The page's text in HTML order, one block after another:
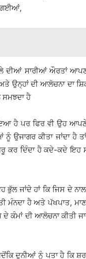
ਗਈਆਂ,
ਦੀਆਂ ਸਾਰੀਆਂ ਔਰਤਾਂ
ਉਨ੍ਹਾਂ ਦੀ ਆਲੋਚਨਾ ਦਾ
ਹੈ
ਹੈ ਪਰ ਫਿਰ ਵੀ ਉਹ
ਕੀਤਾ ਜਾਂਦਾ ਹੈ
ਕਰ ਦਿੰਦਾ ਹੈ ਕਦੇ-ਕਦੇ ਇਹ
ਜਾਂਦੇ ਹਾਂ ਕਿ ਜਿਸ ਦੇ
ਹੈ ਅਤੇ ਪੱਖਪਾਤ,
ਕੰਮਾਂ ਦੀ ਆਲੋਚਨਾ ਕੀਤੀ
ਦੁਨੀਆਂ ਨੂੰ ਪਤਾ ਹੈ ਕਿ